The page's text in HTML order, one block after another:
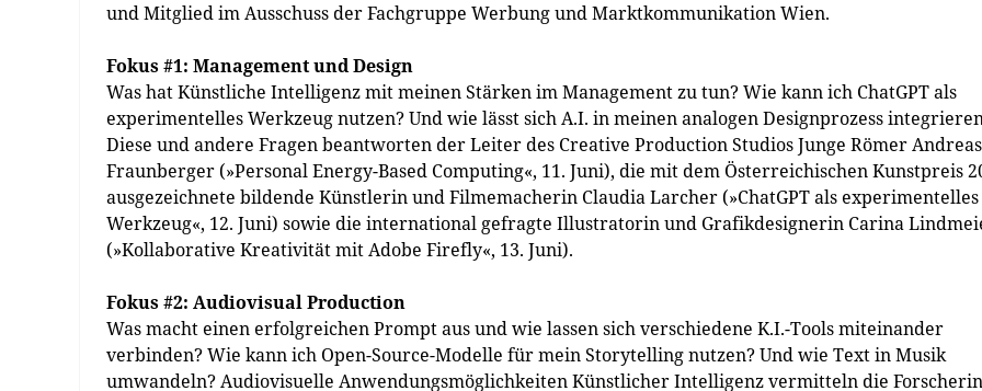
und Mitglied im Ausschuss der Fachgruppe Werbung und Marktkommunikation Wien.
Fokus #1: Management und Design
Was hat Künstliche Intelligenz mit meinen Stärken im Management zu tun? Wie kann ich ChatGPT als
experimentelles Werkzeug nutzen? Und wie lässt sich A.I. in meinen analogen Designprozess
Diese und andere Fragen beantworten der Leiter des Creative Production Studios Junge Römer Andreas
Fraunberger (»Personal Energy-Based Computing«, 11. Juni), die mit dem Österreichischen Kunstpreis
ausgezeichnete bildende Künstlerin und Filmemacherin Claudia Larcher (»ChatGPT als experimentelles
Werkzeug«, 12. Juni) sowie die international gefragte Illustratorin und Grafikdesignerin Carina
(»Kollaborative Kreativität mit Adobe Firefly«, 13. Juni).
Fokus #2: Audiovisual Production
Was macht einen erfolgreichen Prompt aus und wie lassen sich verschiedene K.I.-Tools miteinander
verbinden? Wie kann ich Open-Source-Modelle für mein Storytelling nutzen? Und wie Text in Musik
umwandeln? Audiovisuelle Anwendungsmöglichkeiten Künstlicher Intelligenz vermitteln die Forscherin